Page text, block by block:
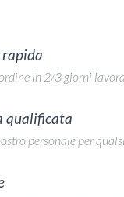
rapida
in 2/3 giorni
qualificata
personale per